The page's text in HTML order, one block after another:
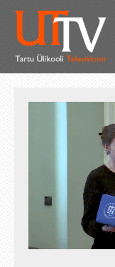
UnmuteLoaded
0.45%